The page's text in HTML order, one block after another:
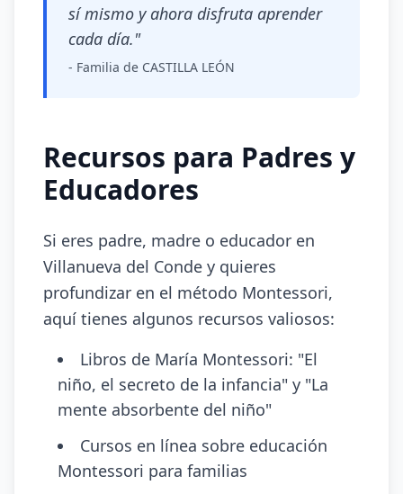
sí mismo y ahora disfruta aprender
cada día."
- Familia de CASTILLA LEÓN
Recursos para Padres y
Educadores
Si eres padre, madre o educador en
Villanueva del Conde y quieres
profundizar en el método Montessori,
aquí tienes algunos recursos valiosos:
Libros de María Montessori: "El
niño, el secreto de la infancia" y "La
mente absorbente del niño"
Cursos en línea sobre educación
Montessori para familias